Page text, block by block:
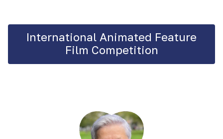
International Animated Feature
Film Competition